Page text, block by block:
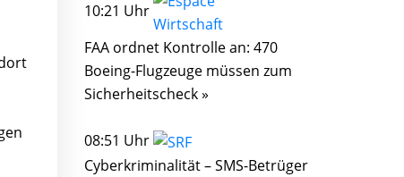
10:21 Uhr
FAA ordnet Kontrolle an: 470
Boeing-Flugzeuge müssen zum
Sicherheitscheck »
08:51 Uhr
Cyberkriminalität – SMS-Betrüger